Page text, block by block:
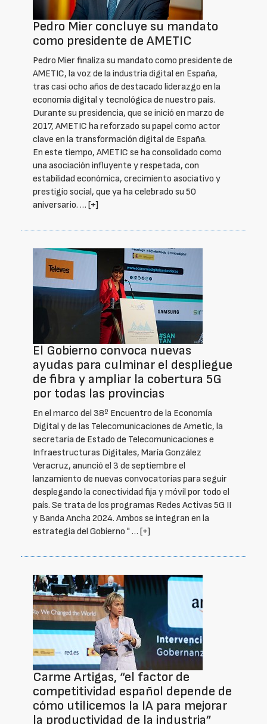
Pedro Mier concluye su mandato
como presidente de AMETIC
Pedro Mier finaliza su mandato como presidente de
AMETIC, la voz de la industria digital en España,
tras casi ocho años de destacado liderazgo en la
economía digital y tecnológica de nuestro país.
Durante su presidencia, que se inició en marzo de
2017, AMETIC ha reforzado su papel como actor
clave en la transformación digital de España.
En este tiempo, AMETIC se ha consolidado como
una asociación influyente y respetada, con
estabilidad económica, crecimiento asociativo y
prestigio social, que ya ha celebrado su 50
aniversario. … [+]
El Gobierno convoca nuevas
ayudas para culminar el despliegue
de fibra y ampliar la cobertura 5G
por todas las provincias
En el marco del 38º Encuentro de la Economía
Digital y de las Telecomunicaciones de Ametic, la
secretaria de Estado de Telecomunicaciones e
Infraestructuras Digitales, María González
Veracruz, anunció el 3 de septiembre el
lanzamiento de nuevas convocatorias para seguir
desplegando la conectividad fija y móvil por todo el
país. Se trata de los programas Redes Activas 5G II
y Banda Ancha 2024. Ambos se integran en la
estrategia del Gobierno " … [+]
Carme Artigas, “el factor de
competitividad español depende de
cómo utilicemos la IA para mejorar
la productividad de la industria”